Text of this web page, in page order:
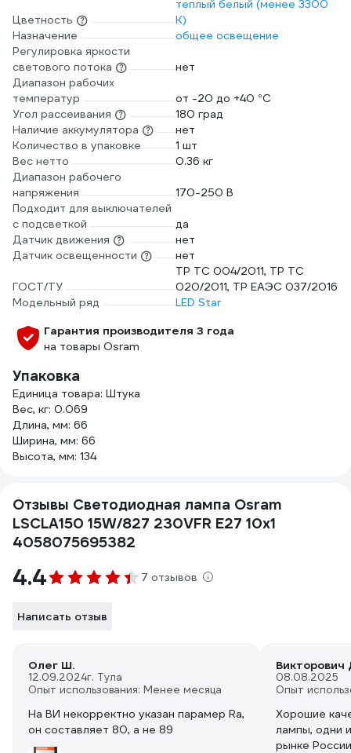
Цветность
теплый белый (менее 3300
К)
Назначение
общее освещение
Регулировка яркости
светового потока
нет
Диапазон рабочих
температур
от -20 до +40 °С
Угол рассеивания
180 град
Наличие аккумулятора
нет
Количество в упаковке
1 шт
Вес нетто
0.36 кг
Диапазон рабочего
напряжения
170-250 В
Подходит для выключателей
с подсветкой
да
Датчик движения
нет
Датчик освещенности
нет
ГОСТ/ТУ
ТР ТС 004/2011, ТР ТС
020/2011, ТР ЕАЭС 037/2016
Модельный ряд
LED Star
Гарантия производителя 3 года
на товары Osram
Упаковка
Единица товара: Штука
Вес, кг: 0.069
Длина, мм: 66
Ширина, мм: 66
Высота, мм: 134
Отзывы Светодиодная лампа Osram
LSCLA150 15W/827 230VFR E27 10x1
4058075695382
4.4 7 отзывов
Написать отзыв
Олег Ш.
12.09.2024г. Тула
Опыт использования: Менее месяца
На ВИ некорректно указан парамер Ra,
он составляет 80, а не 89
Викторович
08.08.2025
Опыт
Хорошие
лампы, одни
рынке